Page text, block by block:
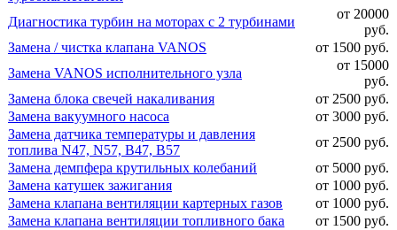
Диагностика турбин на моторах с 2 турбинами
от 20000
руб.
Замена / чистка клапана VANOS
от 1500 руб.
Замена VANOS исполнительного узла
от 15000
руб.
Замена блока свечей накаливания
от 2500 руб.
Замена вакуумного насоса
от 3000 руб.
Замена датчика температуры и давления
топлива N47, N57, B47, B57
от 2500 руб.
Замена демпфера крутильных колебаний
от 5000 руб.
Замена катушек зажигания
от 1000 руб.
Замена клапана вентиляции картерных газов
от 1000 руб.
Замена клапана вентиляции топливного бака
от 1500 руб.